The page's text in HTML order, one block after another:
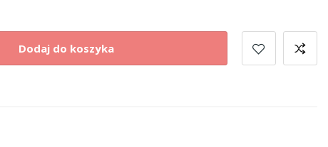
Dodaj do koszyka